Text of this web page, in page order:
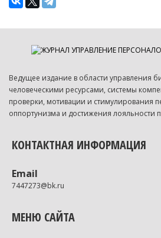
Ведущее издание в области управления
человеческими ресурсами, системы
проверки, мотивации и стимулирования
оппортунизма и достижения лояльности
КОНТАКТНАЯ ИНФОРМАЦИЯ
Email
7447273@bk.ru
МЕНЮ САЙТА